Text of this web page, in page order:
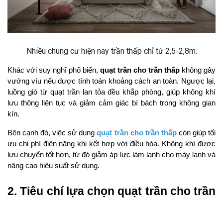
Nhiều chung cư hiện nay trần thấp chỉ từ 2,5-2,8m.
Khác với suy nghĩ phổ biến, quạt trần cho trần thấp không gây
vướng víu nếu được tính toán khoảng cách an toàn. Ngược lại,
luồng gió từ quạt trần lan tỏa đều khắp phòng, giúp không khí
lưu thông liên tục và giảm cảm giác bí bách trong không gian
kín.
Bên cạnh đó, việc sử dụng quạt trần cho trần thấp còn giúp tối
ưu chi phí điện năng khi kết hợp với điều hòa. Không khí được
lưu chuyển tốt hơn, từ đó giảm áp lực làm lạnh cho máy lạnh và
nâng cao hiệu suất sử dụng.
2. Tiêu chí lựa chọn quạt trần cho trần